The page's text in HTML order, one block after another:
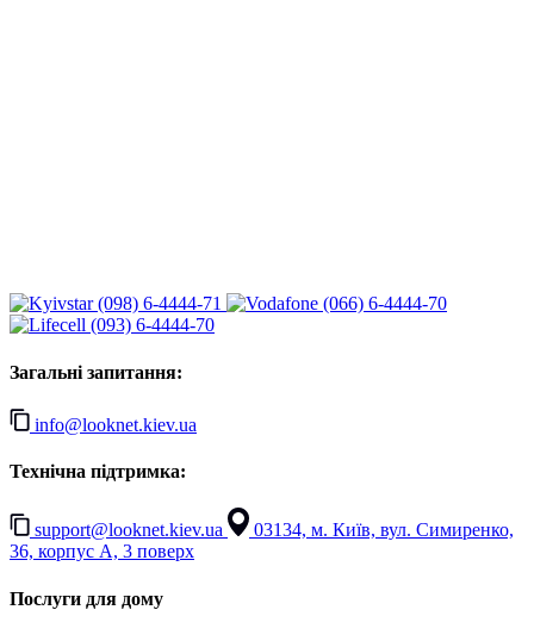
(098) 6-4444-71
(066) 6-4444-70
(093) 6-4444-70
Загальні запитання:
info@looknet.kiev.ua
Технічна підтримка:
support@looknet.kiev.ua
03134, м. Київ, вул. Симиренко,
36, корпус А, 3 поверх
Послуги для дому